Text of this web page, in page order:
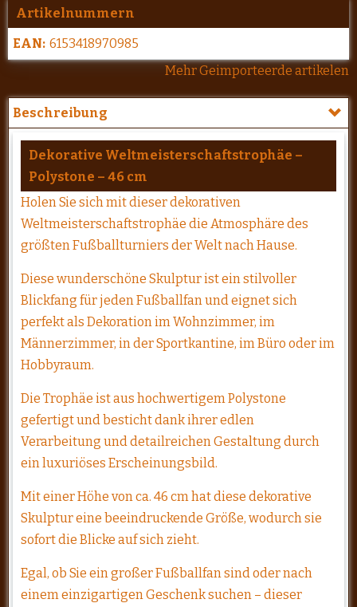
Artikelnummern
EAN: 6153418970985
Mehr Geimporteerde artikelen
Beschreibung
Dekorative Weltmeisterschaftstrophäe –
Polystone – 46 cm
Holen Sie sich mit dieser dekorativen
Weltmeisterschaftstrophäe die Atmosphäre des
größten Fußballturniers der Welt nach Hause.
Diese wunderschöne Skulptur ist ein stilvoller
Blickfang für jeden Fußballfan und eignet sich
perfekt als Dekoration im Wohnzimmer, im
Männerzimmer, in der Sportkantine, im Büro oder im
Hobbyraum.
Die Trophäe ist aus hochwertigem Polystone
gefertigt und besticht dank ihrer edlen
Verarbeitung und detailreichen Gestaltung durch
ein luxuriöses Erscheinungsbild.
Mit einer Höhe von ca. 46 cm hat diese dekorative
Skulptur eine beeindruckende Größe, wodurch sie
sofort die Blicke auf sich zieht.
Egal, ob Sie ein großer Fußballfan sind oder nach
einem einzigartigen Geschenk suchen – dieser